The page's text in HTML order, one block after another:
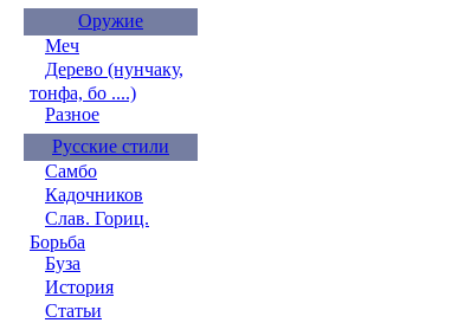
Оружие
Меч
Дерево (нунчаку,
тонфа, бо ....)
Разное
Русские стили
Самбо
Кадочников
Слав. Гориц.
Борьба
Буза
История
Статьи